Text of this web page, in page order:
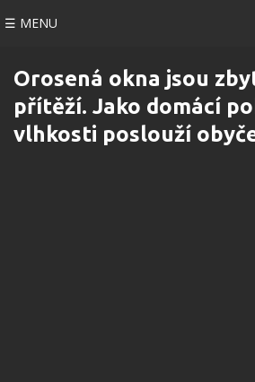
☰ MENU
Orosená okna jsou
přítěží. Jako domácí
vlhkosti poslouží